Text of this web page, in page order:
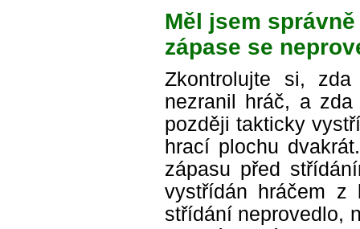
Měl jsem
zápase se
Zkontrolujte si,
nezranil hráč, a
později takticky
hrací plochu
zápasu před
vystřídán hráčem
střídání neprovedlo,